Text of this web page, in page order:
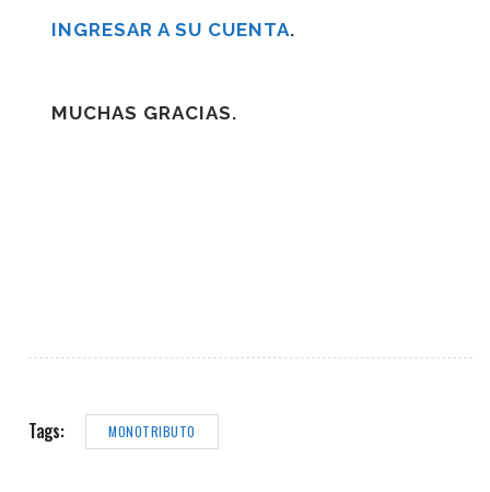
INGRESAR A SU CUENTA.
MUCHAS GRACIAS.
Tags: MONOTRIBUTO